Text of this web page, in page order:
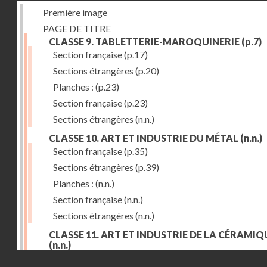
Première image
PAGE DE TITRE
CLASSE 9. TABLETTERIE-MAROQUINERIE (p.7)
Section française(p.17)
Sections étrangères (p.20)
Planches : (p.23)
Section française(p.23)
Sections étrangères (n.n.)
CLASSE 10. ART ET INDUSTRIE DU MÉTAL (n.n.)
Section française(p.35)
Sections étrangères (p.39)
Planches : (n.n.)
Section française(n.n.)
Sections étrangères (n.n.)
CLASSE 11. ART ET INDUSTRIE DE LA
(n.n.)